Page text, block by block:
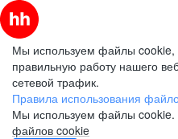
Мы используем файлы cookie,
правильную работу нашего
сетевой трафик.
Правила использования
Мы используем файлы cookie.
файлов cookie